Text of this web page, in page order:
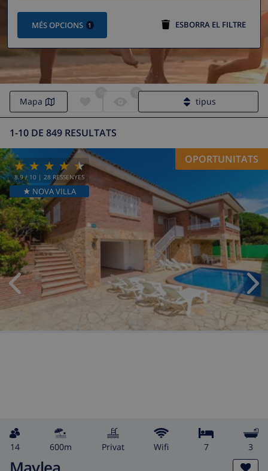
MÉS OPCIONS 1 ESBORRA EL FILTRE
1-10 DE 849 RESULTATS
Mapa tipus
8.9/ 10 | 28 RESSENYES
★ NOVA VILLA
OPORTUNITATS
14 600m Privat wifi 7 3